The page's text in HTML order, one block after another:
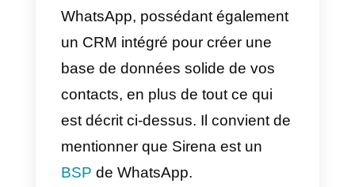
vous pouvez enregistrer vos
prospects.
Ce système de CRM intégré
permet de faire ce que vous
Salesforce ou